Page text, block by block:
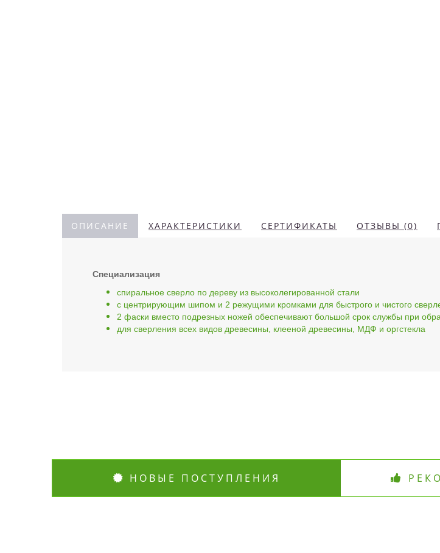
ОПИСАНИЕ ХАРАКТЕРИСТИКИ СЕРТИФИКАТЫ ОТЗЫВЫ (0)
Специализация
спиральное сверло по дереву из высоколегированной стали
с центрирующим шипом и 2 режущими кромками для быстрого и чистого
2 фаски вместо подрезных ножей обеспечивают большой срок службы при
для сверления всех видов древесины, клееной древесины, МДФ и оргстекла
НОВЫЕ ПОСТУПЛЕНИЯ